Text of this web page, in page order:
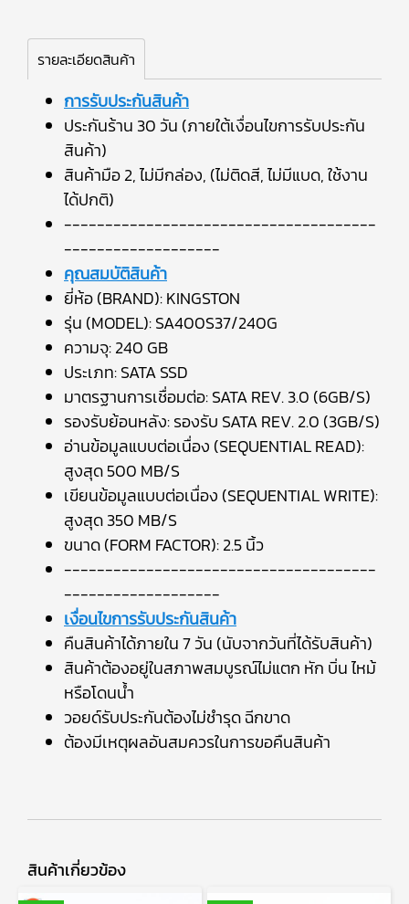
รายละเอียดสินค้า
การรับประกันสินค้า
ประกันร้าน 30 วัน (ภายใต้เงื่อนไขการรับประกัน
สินค้า)
สินค้ามือ 2, ไม่มีกล่อง, (ไม่ติดสี, ไม่มีแบด, ใช้งาน
ได้ปกติ)
--------------------------------------
-------------------
คุณสมบัติสินค้า
ยี่ห้อ (BRAND): KINGSTON
รุ่น (MODEL): SA400S37/240G
ความจุ: 240 GB
ประเภท: SATA SSD
มาตรฐานการเชื่อมต่อ: SATA REV. 3.0 (6GB/S)
รองรับย้อนหลัง: รองรับ SATA REV. 2.0 (3GB/S)
อ่านข้อมูลแบบต่อเนื่อง (SEQUENTIAL READ):
สูงสุด 500 MB/S
เขียนข้อมูลแบบต่อเนื่อง (SEQUENTIAL WRITE):
สูงสุด 350 MB/S
ขนาด (FORM FACTOR): 2.5 นิ้ว
--------------------------------------
-------------------
เงื่อนไขการรับประกันสินค้า
คืนสินค้าได้ภายใน 7 วัน (นับจากวันที่ได้รับสินค้า)
สินค้าต้องอยู่ในสภาพสมบูรณ์ไม่แตก หัก บิ่น ไหม้
หรือโดนน้ำ
วอยด์รับประกันต้องไม่ชำรุด ฉีกขาด
ต้องมีเหตุผลอันสมควรในการขอคืนสินค้า
สินค้าเกี่ยวข้อง